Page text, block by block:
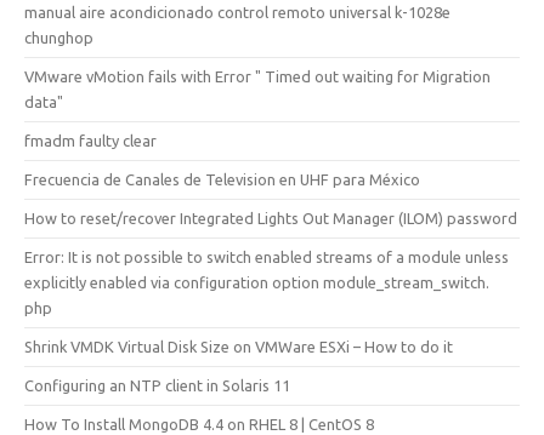
manual aire acondicionado control remoto universal k-1028e
chunghop
VMware vMotion fails with Error " Timed out waiting for Migration
data"
fmadm faulty clear
Frecuencia de Canales de Television en UHF para México
How to reset/recover Integrated Lights Out Manager (ILOM) password
Error: It is not possible to switch enabled streams of a module unless
explicitly enabled via configuration option module_stream_switch.
php
Shrink VMDK Virtual Disk Size on VMWare ESXi – How to do it
Configuring an NTP client in Solaris 11
How To Install MongoDB 4.4 on RHEL 8 | CentOS 8